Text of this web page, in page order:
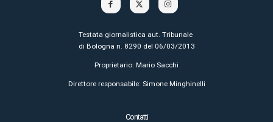
Testata giornalistica aut. Tribunale
di Bologna n. 8290 del 06/03/2013
Proprietario: Mario Sacchi
Direttore responsabile: Simone Minghinelli
Contatti